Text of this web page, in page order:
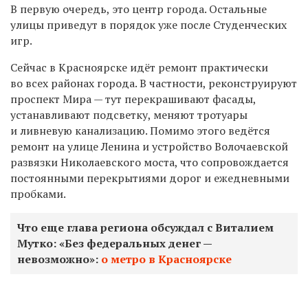
В первую очередь, это центр города. Остальные
улицы приведут в порядок уже после Студенческих
игр.
Сейчас в Красноярске идёт ремонт практически
во всех районах города. В частности, реконструируют
проспект Мира — тут перекрашивают фасады,
устанавливают подсветку, меняют тротуары
и ливневую канализацию. Помимо этого ведётся
ремонт на улице Ленина и устройство Волочаевской
развязки Николаевского моста, что сопровождается
постоянными перекрытиями дорог и ежедневными
пробками.
Что еще глава региона обсуждал с Виталием
Мутко: «Без федеральных денег —
невозможно»: о метро в Красноярске